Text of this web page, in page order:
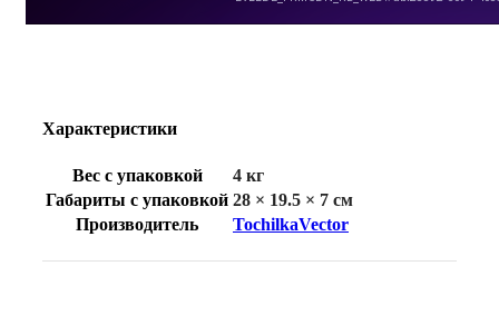
Характеристики
Вес с упаковкой
4 кг
Габариты с упаковкой 28 × 19.5 × 7 см
Производитель
TochilkaVector